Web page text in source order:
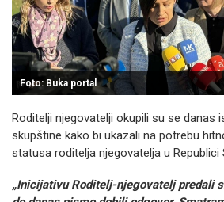
Foto: Buka portal
Roditelji njegovatelji okupili su se danas
skupštine kako bi ukazali na potrebu
statusa roditelja njegovatelja u Republici
„Inicijativu Roditelj-njegovatelj predali